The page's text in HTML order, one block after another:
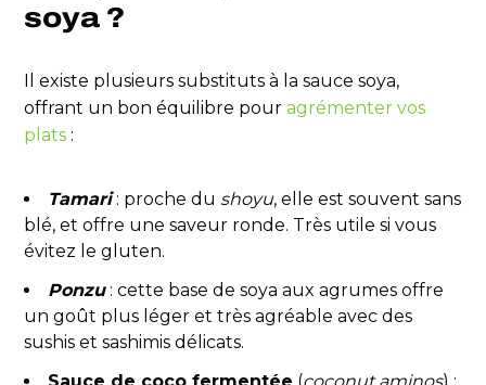
soya ?
Il existe plusieurs substituts à la sauce soya,
offrant un bon équilibre pouragrémenter vos
plats :
Tamari: proche du shoyu, elle est souvent sans
blé, et offre une saveur ronde. Très utile si vous
évitez le gluten.
Ponzu: cette base de soya aux agrumes offre
un goût plus léger et très agréable avec des
sushis et sashimis délicats.